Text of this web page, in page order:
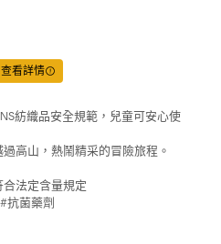
查看詳情
紡織品安全規範，兒童可安心使
高山，熱鬧精采的冒險旅程。
法定含量規定
抗菌藥劑